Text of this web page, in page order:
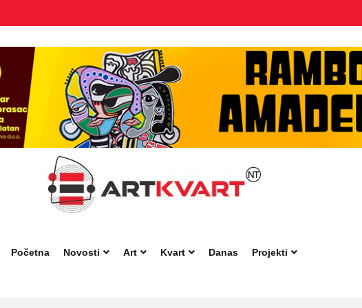
Početna
Novosti Art Kvart Danas Projekti